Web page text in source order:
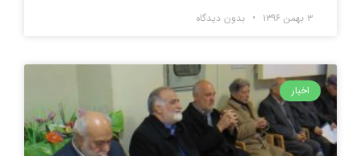
۳ بهمن ۱۳۹۶ بدون دیدگاه
اخبار